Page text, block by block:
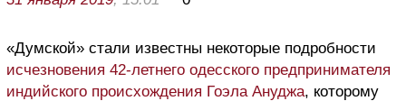
«Думской» стали известны некоторые подробности
исчезновения 42-летнего одесского предпринимателя
индийского происхождения Гоэла Ануджа, которому